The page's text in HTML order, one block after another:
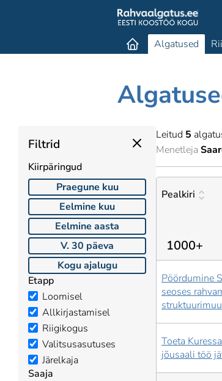
Algatused
Filtrid
Kiirpäringud
Praegune kuu
Eelmine kuu
Eelmine aasta
V. 30 päeva
Kogu ajalugu
Etapp
Loomisel
Allkirjastamisel
Riigikogus
Valitsusasutuses
Järelkaja
Saaja
Leitud 5
Menetleja
Pealkiri
1000+
Pöördumine
seoses
Toeta
jõusaali töö